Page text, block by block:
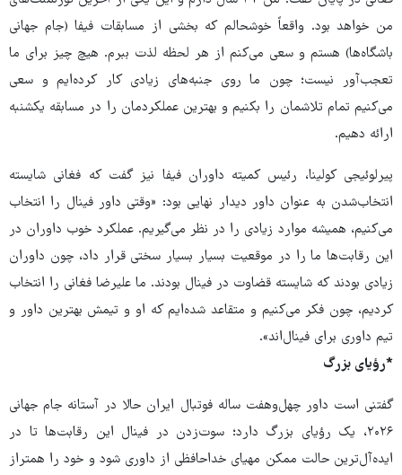
من خواهد بود. واقعاً خوشحالم که بخشی از مسابقات فیفا (جام جهانی
باشگاه‌ها) هستم و سعی می‌کنم از هر لحظه لذت ببرم. هیچ چیز برای ما
تعجب‌آور نیست؛ چون ما روی جنبه‌های زیادی کار کرده‌ایم و سعی
می‌کنیم تمام تلاشمان را بکنیم و بهترین عملکردمان را در مسابقه یکشنبه
ارائه دهیم.
پیرلوئیجی کولینا، رئیس کمیته داوران فیفا نیز گفت که فغانی شایسته
انتخاب‌شدن به عنوان داور دیدار نهایی بود: «وقتی داور فینال را انتخاب
می‌کنیم، همیشه موارد زیادی را در نظر می‌گیریم. عملکرد خوب داوران در
این رقابت‌ها ما را در موقعیت بسیار بسیار سختی قرار داد، چون داوران
زیادی بودند که شایسته قضاوت در فینال بودند. ما علیرضا فغانی را انتخاب
کردیم، چون فکر می‌کنیم و متقاعد شده‌ایم که او و تیمش بهترین داور و
تیم داوری برای فینال‌اند».
*رؤیای بزرگ
گفتنی است داور چهل‌وهفت ساله فوتبال ایران حالا در آستانه جام جهانی
۲۰۲۶، یک رؤیای بزرگ دارد؛ سوت‌زدن در فینال این رقابت‌ها تا در
ایده‌آل‌ترین حالت ممکن مهیای خداحافظی از داوری شود و خود را همتراز